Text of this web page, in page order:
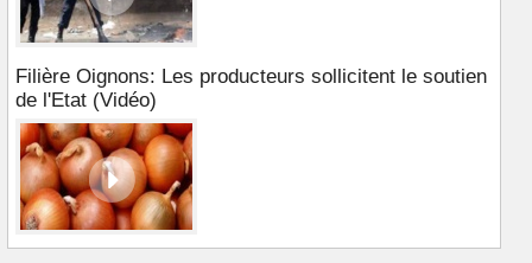
Filière Oignons: Les producteurs sollicitent le soutien
de l'Etat (Vidéo)